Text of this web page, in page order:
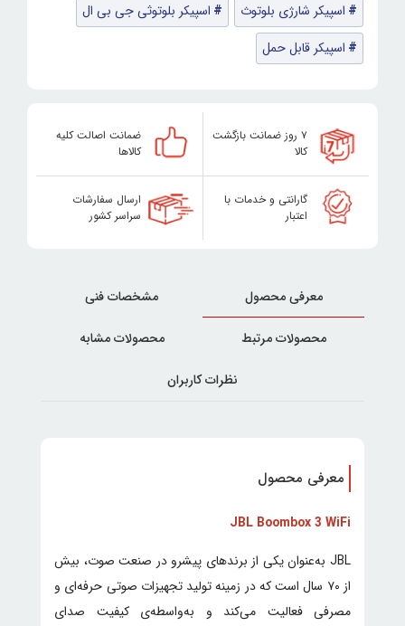
اسپیکر شارژی بلوتوث
اسپیکر بلوتوثی جی بی ال
اسپیکر قابل حمل
۷ روز ضمانت بازگشت
کالا
ضمانت اصالت کلیه
کالاها
گارانتی و خدمات با
اعتبار
ارسال سفارشات
سراسر کشور
معرفی محصول مشخصات فنی
محصولات مرتبط محصولات مشابه
نظرات کاربران
معرفی محصول
JBL Boombox 3 WiFi
JBL به‌عنوان یکی از برندهای پیشرو در صنعت صوت، بیش
از ۷۰ سال است که در زمینه تولید تجهیزات صوتی حرفه‌ای و
مصرفی فعالیت می‌کند و به‌واسطه‌ی کیفیت صدای